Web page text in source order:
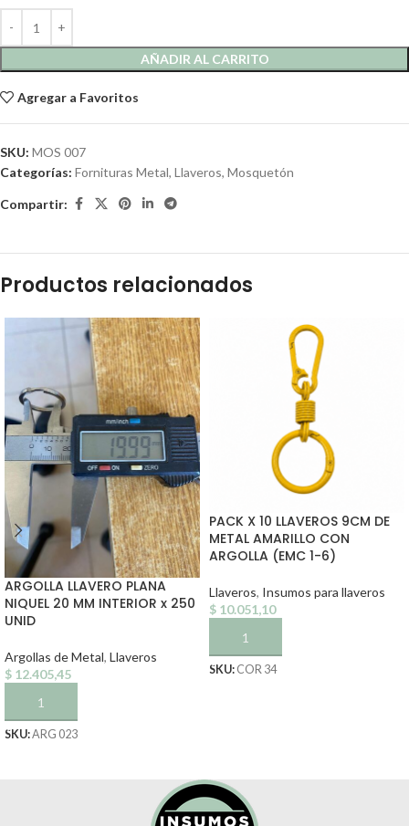
AÑADIR AL CARRITO
Agregar a Favoritos
SKU: MOS 007
Categorías: Fornituras Metal, Llaveros, Mosquetón
Compartir:
Productos relacionados
ARGOLLA LLAVERO PLANA
NIQUEL 20 MM INTERIOR x 250
UNID
Argollas de Metal, Llaveros
$ 12.405,45
AÑADIR AL CARRITO
SKU:ARG 023
PACK X 10 LLAVEROS 9CM DE
METAL AMARILLO CON
ARGOLLA (EMC 1-6)
Llaveros, Insumos para llaveros
$ 10.051,10
AÑADIR AL CARRITO
SKU: COR 34